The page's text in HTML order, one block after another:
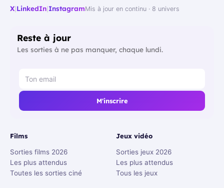
X|LinkedIn|InstagramMis à jour en continu · 8 univers
Reste à jour
Les sorties à ne pas manquer, chaque lundi.
M'inscrire
Films
Sorties films 2026
Les plus attendus
Toutes les sorties ciné
Jeux vidéo
Sorties jeux 2026
Les plus attendus
Tous les jeux